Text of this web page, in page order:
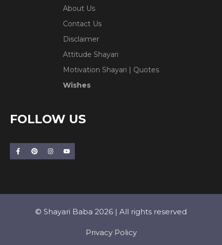
About Us
Contact Us
Disclaimer
Attitude Shayari
Motivation Shayari | Quotes
Wishes
FOLLOW US
© Shayari Baba 2026 | All rights reserved
Privacy Policy